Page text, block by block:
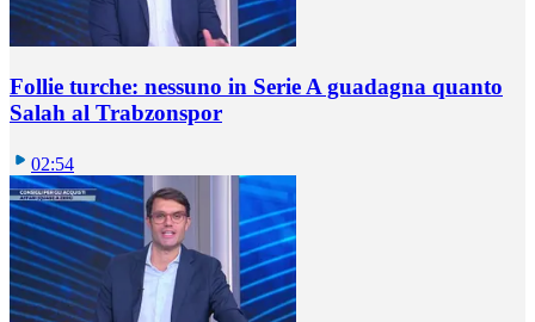
Follie turche: nessuno in Serie A guadagna quanto
Salah al Trabzonspor
02:54